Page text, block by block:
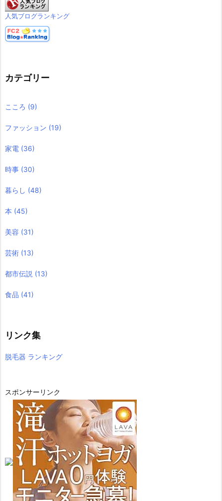
人気ブログランキング
カテゴリー
こころ (9)
ファッション (19)
家電 (36)
時事 (30)
暮らし (48)
本 (45)
美容 (31)
芸術 (13)
都市伝説 (13)
食品 (41)
リンク集
脱毛器 ランキング
スポンサーリンク